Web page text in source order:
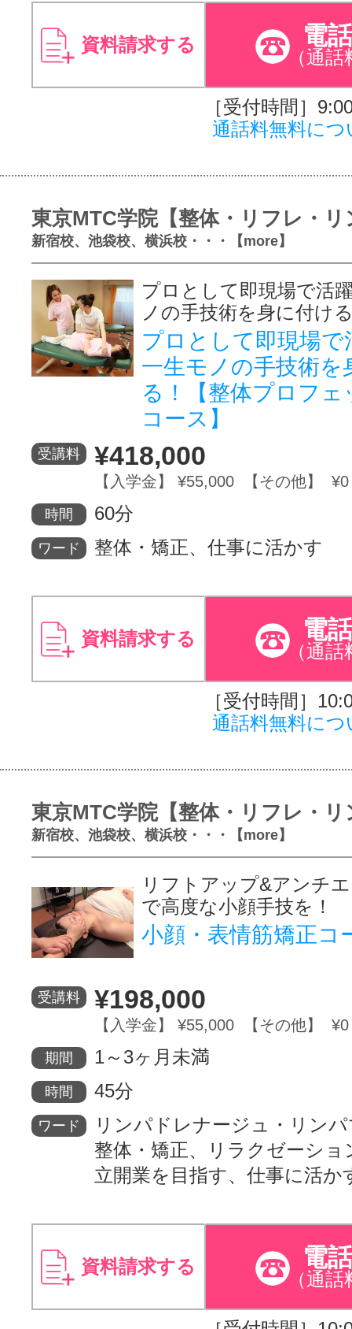
資料請求する 電
（通話
［受付時間］
通話料無料につ
東京MTC学院【整体・リフレ・リ
新宿校、池袋校、横浜校・・・【more】
プロとして即現場で活
ノの手技術を身に付け
プロとして即現場で
一生モノの手技術を
る！【整体プロフ
コース】
受講料 ¥418,000
【入学金】 ¥55,000 【その他】 ¥0
時間 60分
ワード 整体・矯正、仕事に活かす
資料請求する 電
（通話
［受付時間］
通話料無料につ
東京MTC学院【整体・リフレ・リ
新宿校、池袋校、横浜校・・・【more】
リフトアップ&アンチ
で高度な小顔手技を！
小顔・表情筋矯正コ
受講料 ¥198,000
【入学金】 ¥55,000 【その他】 ¥0
期間 1～3ヶ月未満
時間 45分
ワード
リンパドレナージュ・リン
整体・矯正、リラクゼーショ
立開業を目指す、仕事に活か
資料請求する 電
（通話